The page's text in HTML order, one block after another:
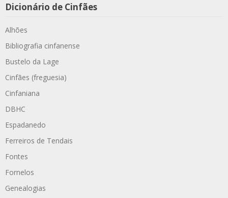
Dicionário de Cinfães
Alhões
Bibliografia cinfanense
Bustelo da Lage
Cinfães (freguesia)
Cinfaniana
DBHC
Espadanedo
Ferreiros de Tendais
Fontes
Fornelos
Genealogias